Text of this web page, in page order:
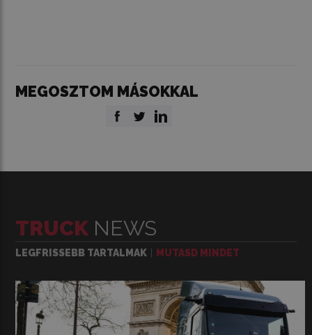
MEGOSZTOM MÁSOKKAL
TRUCK NEWS
LEGFRISSEBB TARTALMAK MUTASD MINDET